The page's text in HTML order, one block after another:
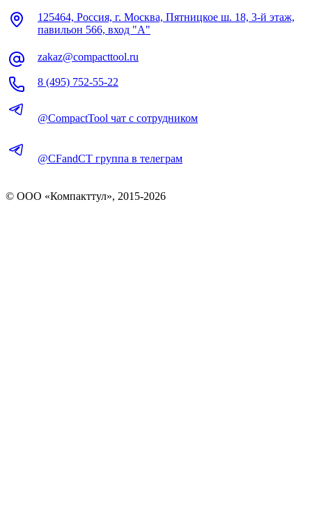
125464, Россия, г. Москва, Пятницкое ш. 18, 3-й этаж,
павильон 566, вход "А"
zakaz@compacttool.ru
8 (495) 752-55-22
@CompactTool чат с сотрудником
@CFandCT группа в телеграм
© OOO «Компакттул», 2015-2026